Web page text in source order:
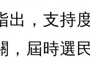
出，支持
，屆時選